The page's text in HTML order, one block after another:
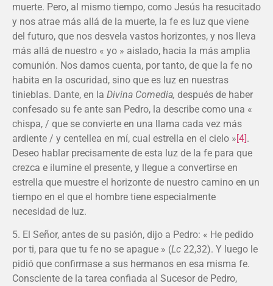
muerte. Pero, al mismo tiempo, como Jesús ha resucitado
y nos atrae más allá de la muerte, la fe es luz que viene
del futuro, que nos desvela vastos horizontes, y nos lleva
más allá de nuestro « yo » aislado, hacia la más amplia
comunión. Nos damos cuenta, por tanto, de que la fe no
habita en la oscuridad, sino que es luz en nuestras
tinieblas. Dante, en la Divina Comedia, después de haber
confesado su fe ante san Pedro, la describe como una «
chispa, / que se convierte en una llama cada vez más
ardiente / y centellea en mí, cual estrella en el cielo »[4].
Deseo hablar precisamente de esta luz de la fe para que
crezca e ilumine el presente, y llegue a convertirse en
estrella que muestre el horizonte de nuestro camino en un
tiempo en el que el hombre tiene especialmente
necesidad de luz.
5. El Señor, antes de su pasión, dijo a Pedro: « He pedido
por ti, para que tu fe no se apague » (Lc 22,32). Y luego le
pidió que confirmase a sus hermanos en esa misma fe.
Consciente de la tarea confiada al Sucesor de Pedro,